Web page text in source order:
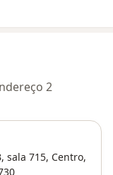
2
sala 715, Centro,